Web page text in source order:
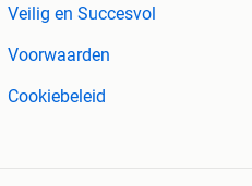
Veilig en Succesvol
Voorwaarden
Cookiebeleid